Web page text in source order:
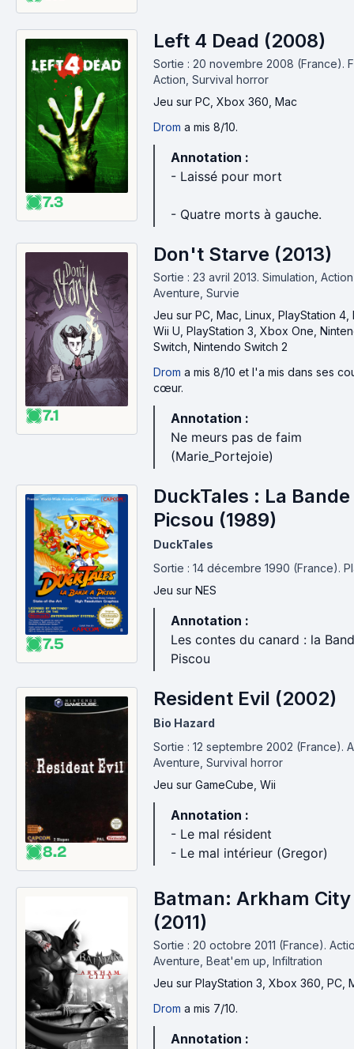
7.3
Left 4 Dead (2008)
Sortie : 20 novembre 2008 (France).
Action, Survival horror
Jeu sur PC, Xbox 360, Mac
Drom a mis 8/10.
Annotation :
- Laissé pour mort
- Quatre morts à gauche.
7.1
Don't Starve (2013)
Sortie : 23 avril 2013. Simulation,
Aventure, Survie
Jeu sur PC, Mac, Linux, PlayStation 4,
Wii U, PlayStation 3, Xbox One,
Switch, Nintendo Switch 2
Drom a mis 8/10 et l'a mis dans ses
cœur.
Annotation :
Ne meurs pas de faim
(Marie_Portejoie)
7.5
DuckTales : La Bande
Picsou (1989)
DuckTales
Sortie : 14 décembre 1990 (France).
Jeu sur NES
Annotation :
Les contes du canard : la
Piscou
8.2
Resident Evil (2002)
Bio Hazard
Sortie : 12 septembre 2002 (France).
Aventure, Survival horror
Jeu sur GameCube, Wii
Annotation :
- Le mal résident
- Le mal intérieur (Gregor)
Batman: Arkham City
(2011)
Sortie : 20 octobre 2011 (France).
Aventure, Beat'em up, Infiltration
Jeu sur PlayStation 3, Xbox 360, PC,
Drom a mis 7/10.
Annotation :